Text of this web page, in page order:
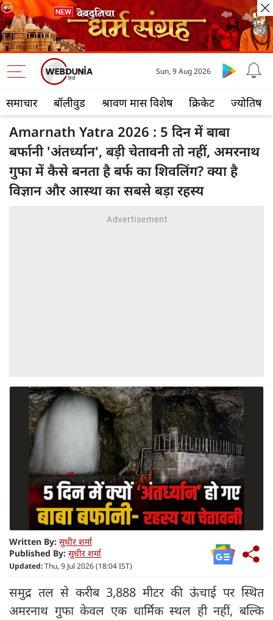
समाचार बॉलीवुड श्रावण मास विशेष क्रिकेट ज्योतिष
Sun, 9 Aug 2026
Amarnath Yatra 2026 : 5 दिन में बाबा
बर्फानी 'अंतर्ध्यान', बड़ी चेतावनी तो नहीं, अमरनाथ
गुफा में कैसे बनता है बर्फ का शिवलिंग? क्या है
विज्ञान और आस्था का सबसे बड़ा रहस्य
Written By: सुधीर शर्मा
Published By: सुधीर शर्मा
Updated:Thu, 9 Jul 2026 (18:04 IST)
समुद्र तल से करीब 3,888 मीटर की ऊंचाई पर स्थित
अमरनाथ गुफा केवल एक धार्मिक स्थल ही नहीं, बल्कि